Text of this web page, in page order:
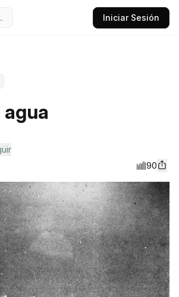
Iniciar Sesión
90